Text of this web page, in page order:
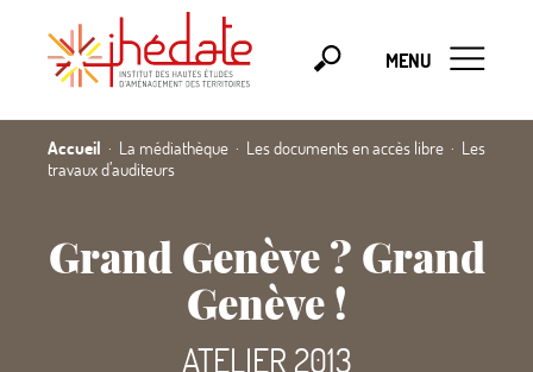
MENU
Accueil La médiathèque Les documents en accès libre
Les
travaux d’auditeurs
Grand Genève ? Grand
Genève !
ATELIER 2013